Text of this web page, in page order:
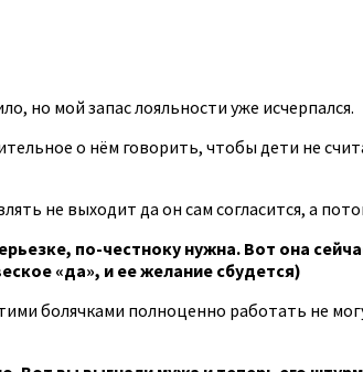
но мой запас лояльности уже исчерпался.
о нём говорить, чтобы дети не
не выходит да он сам согласится, а
по-честноку нужна. Вот она
«да», и ее желание сбудется)
болячками полноценно работать не